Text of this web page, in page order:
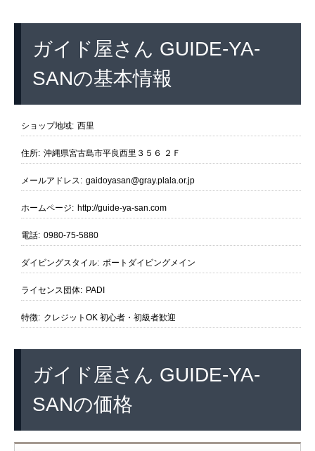
ガイド屋さん GUIDE-YA-
SANの基本情報
ショップ地域: 西里
住所: 沖縄県宮古島市平良西里３５６ ２Ｆ
メールアドレス: gaidoyasan@gray.plala.or.jp
ホームページ: http://guide-ya-san.com
電話: 0980-75-5880
ダイビングスタイル: ボートダイビングメイン
ライセンス団体: PADI
特徴: クレジットOK 初心者・初級者歓迎
ガイド屋さん GUIDE-YA-
SANの価格